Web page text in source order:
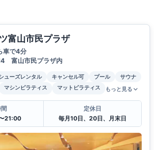
富山市民プラザ
車で4分
富山市民プラザ内
ューズレンタル キャンセル可 プール
サウナ
マシンピラティス マットピラティス もっと見る
21:00
定休日
毎月10日、20日、月末日